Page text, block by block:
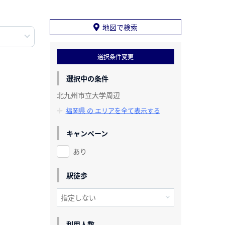
地図で検索
選択条件変更
選択中の条件
北九州市立大学周辺
福岡県 の エリアを全て表示する
キャンペーン
あり
駅徒歩